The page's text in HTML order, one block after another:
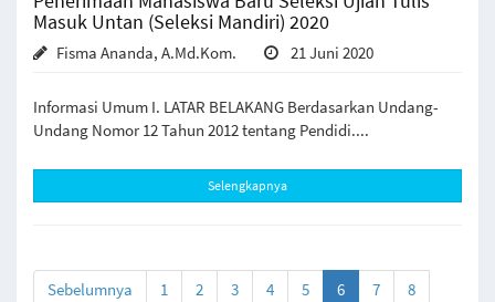
Masuk Untan (Seleksi Mandiri) 2020
Fisma Ananda, A.Md.Kom. 21 Juni 2020
Informasi Umum I. LATAR BELAKANG Berdasarkan Undang-
Undang Nomor 12 Tahun 2012 tentang Pendidi....
Selengkapnya
Sebelumnya 1 2 3 4 5 6(current)
7
8